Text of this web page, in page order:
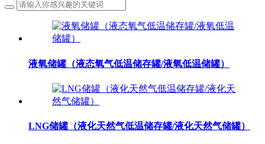
液氧储罐（液态氧气低温储存罐/液氧低温储罐）
LNG储罐（液化天然气低温储存罐/液化天然气储罐）